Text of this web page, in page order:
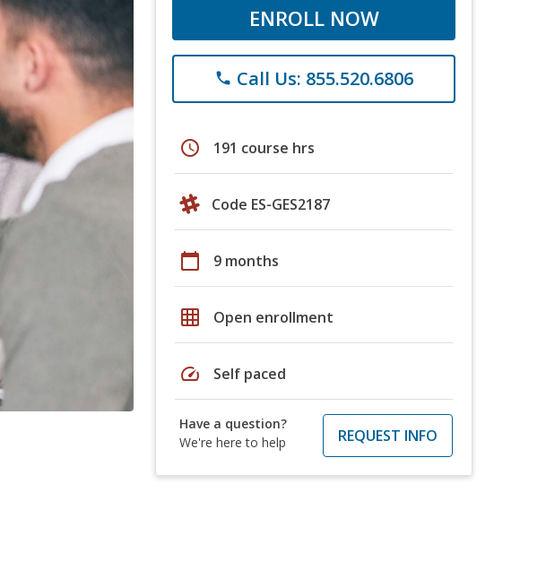
ENROLL NOW
phone Call Us: 855.520.6806
schedule 191 course hrs
Code ES-GES2187
calendar_today 9 months
grid_on Open enrollment
speed Self paced
Have a question?
We're here to help
REQUEST INFO